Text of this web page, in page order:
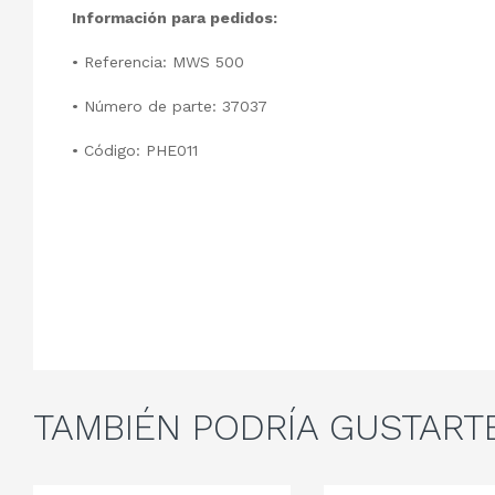
Información para pedidos:
• Referencia: MWS 500
• Número de parte: 37037
• Código: PHE011
TAMBIÉN PODRÍA